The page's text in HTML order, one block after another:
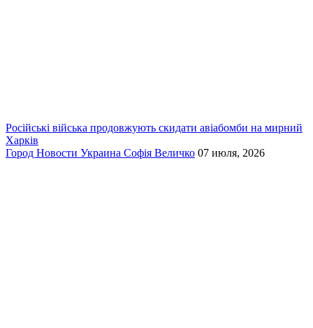
Російські війська продовжують скидати авіабомби на мирний
Харків
Город Новости Украина Софія Величко 07 июля, 2026